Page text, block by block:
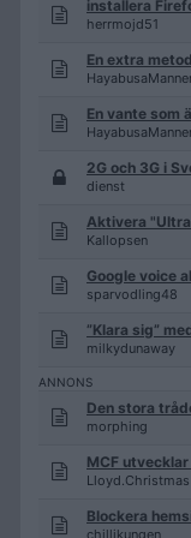
installera
herrmojd51
En extra
En vante som
2G och 3G i
dienst
Aktivera
Kallopsen
Google voice
sparvodling48
”Klara sig”
milkydunaway
Den stora
morphing
MCF
Lloyd.Christmas
Blockera
chillikungen